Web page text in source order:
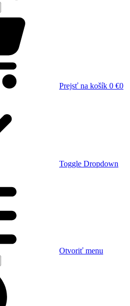
Prejsť na košík 0 €0
Toggle Dropdown
Otvoriť menu